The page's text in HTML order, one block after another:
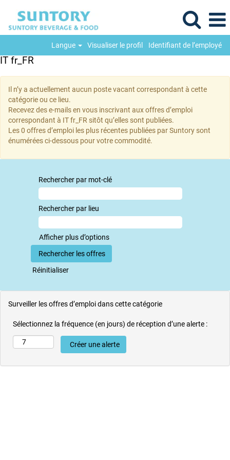
Langue Visualiser le profil Identifiant de l’employé
IT fr_FR
Il n’y a actuellement aucun poste vacant correspondant à cette
catégorie ou ce lieu.
Recevez des e-mails en vous inscrivant aux offres d’emploi
correspondant à IT fr_FR sitôt qu’elles sont publiées.
Les 0 offres d’emploi les plus récentes publiées par Suntory sont
énumérées ci-dessous pour votre commodité.
Rechercher par mot-clé
Rechercher par lieu
Afficher plus d’options
Réinitialiser
Surveiller les offres d’emploi dans cette catégorie
Sélectionnez la fréquence (en jours) de réception d’une alerte :